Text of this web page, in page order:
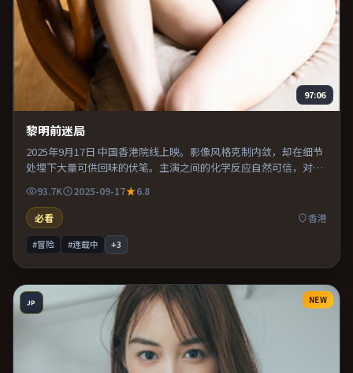
97:06
黎明前迷局
2025年9月17日 中国香港院线上映。影像风格克制内敛，却在细节
处埋下大量可供回味的伏笔。主演之间的化学反应自然可信，对手
戏张力贯穿全片。适合喜欢现实主义题材的观众，情绪后劲较足。
93.7K 2025-09-17
6.8
必看
香港
#冒险 #连载中 +3
JP NEW